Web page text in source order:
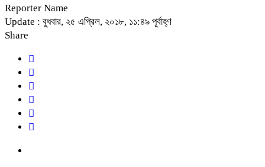
Reporter Name
Update : বুধবার, ২৫ এপ্রিল, ২০১৮, ১১:৪৯ পূর্বাহ্ণ
Share